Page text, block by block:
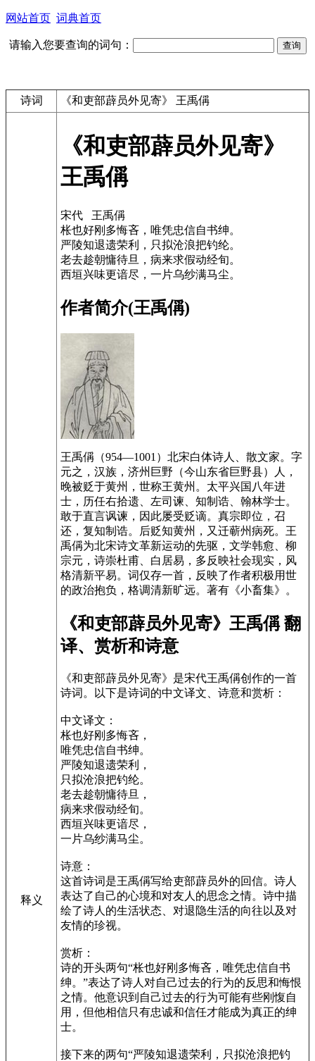
网站首页 词典首页
请输入您要查询的词句：
诗词 《和吏部薜员外见寄》 王禹偁
释义
《和吏部薜员外见寄》
王禹偁
宋代 王禹偁
枨也好刚多悔吝，唯凭忠信自书绅。
严陵知退遗荣利，只拟沧浪把钓纶。
老去趁朝慵待旦，病来求假动经旬。
西垣兴味更谙尽，一片乌纱满马尘。
作者简介(王禹偁)
王禹偁（954—1001）北宋白体诗人、散文家。字
元之，汉族，济州巨野（今山东省巨野县）人，
晚被贬于黄州，世称王黄州。太平兴国八年进
士，历任右拾遗、左司谏、知制诰、翰林学士。
敢于直言讽谏，因此屡受贬谪。真宗即位，召
还，复知制诰。后贬知黄州，又迁蕲州病死。王
禹偁为北宋诗文革新运动的先驱，文学韩愈、柳
宗元，诗崇杜甫、白居易，多反映社会现实，风
格清新平易。词仅存一首，反映了作者积极用世
的政治抱负，格调清新旷远。著有《小畜集》。
《和吏部薜员外见寄》王禹偁 翻
译、赏析和诗意
《和吏部薜员外见寄》是宋代王禹偁创作的一首
诗词。以下是诗词的中文译文、诗意和赏析：
中文译文：
枨也好刚多悔吝，
唯凭忠信自书绅。
严陵知退遗荣利，
只拟沧浪把钓纶。
老去趁朝慵待旦，
病来求假动经旬。
西垣兴味更谙尽，
一片乌纱满马尘。
诗意：
这首诗词是王禹偁写给吏部薜员外的回信。诗人
表达了自己的心境和对友人的思念之情。诗中描
绘了诗人的生活状态、对退隐生活的向往以及对
友情的珍视。
赏析：
诗的开头两句“枨也好刚多悔吝，唯凭忠信自书
绅。”表达了诗人对自己过去的行为的反思和悔恨
之情。他意识到自己过去的行为可能有些刚愎自
用，但他相信只有忠诚和信任才能成为真正的绅
士。
接下来的两句“严陵知退遗荣利，只拟沧浪把钓